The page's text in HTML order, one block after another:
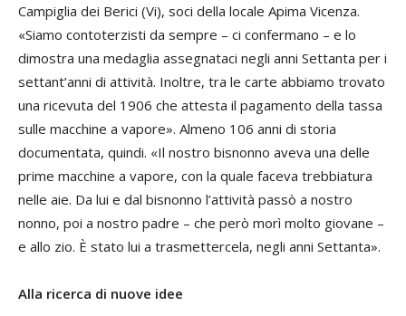
Campiglia dei Berici (Vi), soci della locale Apima Vicenza.
«Siamo contoterzisti da sempre – ci confermano – e lo
dimostra una medaglia assegnataci negli anni Settanta per i
settant’anni di attività. Inoltre, tra le carte abbiamo trovato
una ricevuta del 1906 che attesta il pagamento della tassa
sulle macchine a vapore». Almeno 106 anni di storia
documentata, quindi. «Il nostro bisnonno aveva una delle
prime macchine a vapore, con la quale faceva trebbiatura
nelle aie. Da lui e dal bisnonno l’attività passò a nostro
nonno, poi a nostro padre – che però morì molto giovane –
e allo zio. È stato lui a trasmettercela, negli anni Settanta».
Alla ricerca di nuove idee